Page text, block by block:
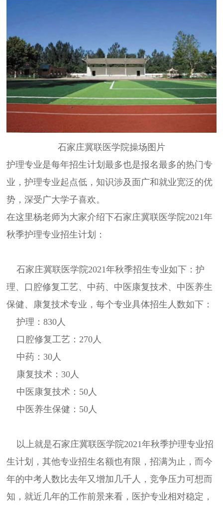
石家庄冀联医学院操场图片
护理专业是每年招生计划最多也是报名最多的热门专
业，护理专业起点低，知识涉及面广和就业宽泛的优
势，深受广大学子喜欢。
在这里杨老师为大家介绍下石家庄冀联医学院2021年
秋季护理专业招生计划：
石家庄冀联医学院2021年秋季招生专业如下：护
理、口腔修复工艺、中药、中医康复技术、中医养生
保健、康复技术专业，每个专业具体招生人数如下：
护理：830人
口腔修复工艺：270人
中药：30人
康复技术：30人
中医康复技术：50人
中医养生保健：50人
以上就是石家庄冀联医学院2021年秋季护理专业招
生计划，其他专业招生名额也有限，招满为止，而今
年的中考人数比去年又增加几千人，竞争压力可想而
知，就近几年的工作前景来看，医护专业相对稳定，